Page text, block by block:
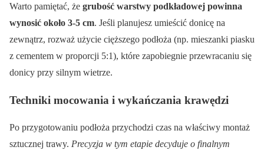
Warto pamiętać, że grubość warstwy podkładowej powinna
wynosić około 3-5 cm. Jeśli planujesz umieścić donicę na
zewnątrz, rozważ użycie cięższego podłoża (np. mieszanki piasku
z cementem w proporcji 5:1), które zapobiegnie przewracaniu się
donicy przy silnym wietrze.
Techniki mocowania i wykańczania krawędzi
Po przygotowaniu podłoża przychodzi czas na właściwy montaż
sztucznej trawy. Precyzja w tym etapie decyduje o finalnym